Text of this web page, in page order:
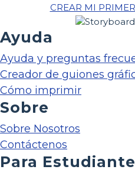
CREAR MI
Ayuda
Ayuda y preguntas
Creador de guiones
Cómo imprimir
Sobre
Sobre Nosotros
Contáctenos
Para